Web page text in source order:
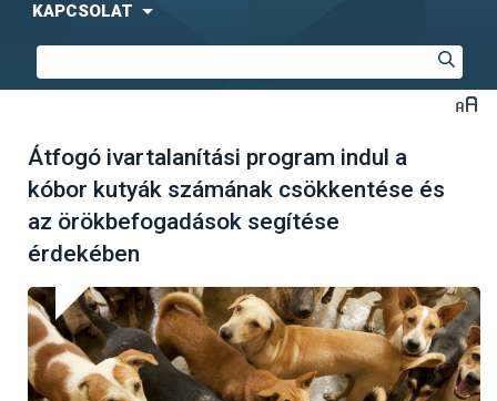
KAPCSOLAT
Átfogó ivartalanítási program indul a
kóbor kutyák számának csökkentése és
az örökbefogadások segítése
érdekében